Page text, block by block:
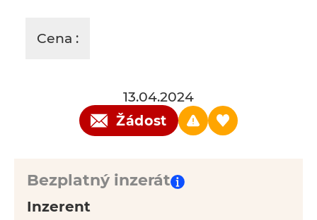
Cena :
13.04.2024
Žádost
Bezplatný inzerát
Inzerent